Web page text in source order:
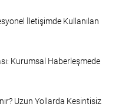
İletişimde Kullanılan
Kurumsal Haberleşmede
Uzun Yollarda Kesintisiz